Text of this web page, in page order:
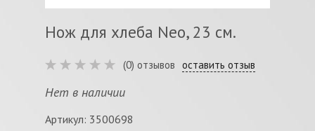
Нож для хлеба Neo, 23 см.
(0) отзывов оставить отзыв
Нет в наличии
Артикул: 3500698